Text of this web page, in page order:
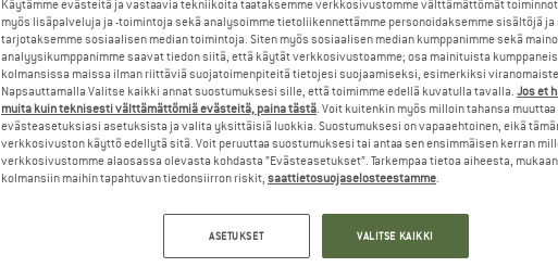
Käytämme evästeitä ja vastaavia tekniikoita taataksemme verkkosivustomme välttämättömät
myös lisäpalveluja ja -toimintoja sekä analysoimme tietoliikennettämme personoidaksemme sisältöjä ja
tarjotaksemme sosiaalisen median toimintoja. Siten myös sosiaalisen median kumppanimme sekä
analyysikumppanimme saavat tiedon siitä, että käytät verkkosivustoamme; osa mainituista
kolmansissa maissa ilman riittäviä suojatoimenpiteitä tietojesi suojaamiseksi, esimerkiksi
Napsauttamalla Valitse kaikki annat suostumuksesi sille, että toimimme edellä kuvatulla tavalla. Jos et
muita kuin teknisesti välttämättömiä evästeitä, paina tästä. Voit kuitenkin myös milloin tahansa muuttaa
evästeasetuksiasi asetuksista ja valita yksittäisiä luokkia. Suostumuksesi on vapaaehtoinen, eikä
verkkosivuston käyttö edellytä sitä. Voit peruuttaa suostumuksesi tai antaa sen ensimmäisen kerran
verkkosivustomme alaosassa olevasta kohdasta ”Evästeasetukset”. Tarkempaa tietoa aiheesta,
kolmansiin maihin tapahtuvan tiedonsiirron riskit, saattietosuojaselosteestamme.
ASETUKSET VALITSE KAIKKI